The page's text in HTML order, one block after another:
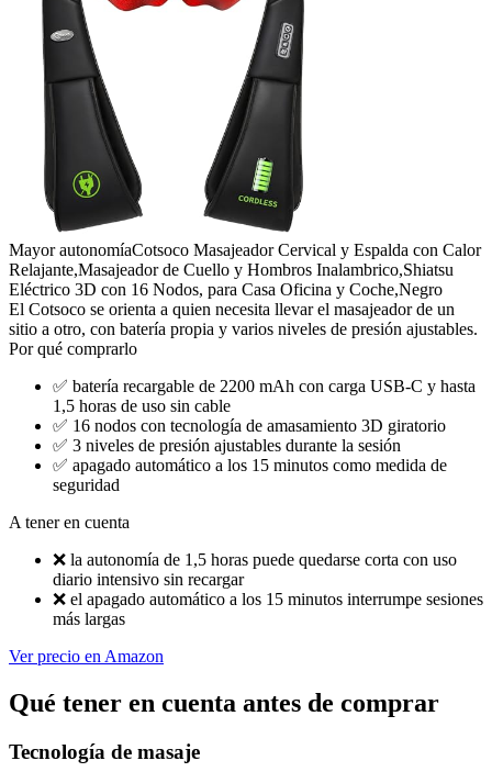
Mayor autonomíaCotsoco Masajeador Cervical y Espalda con Calor
Relajante,Masajeador de Cuello y Hombros Inalambrico,Shiatsu
Eléctrico 3D con 16 Nodos, para Casa Oficina y Coche,Negro
El Cotsoco se orienta a quien necesita llevar el masajeador de un
sitio a otro, con batería propia y varios niveles de presión ajustables.
Por qué comprarlo
✅ batería recargable de 2200 mAh con carga USB-C y hasta
1,5 horas de uso sin cable
✅ 16 nodos con tecnología de amasamiento 3D giratorio
✅ 3 niveles de presión ajustables durante la sesión
✅ apagado automático a los 15 minutos como medida de
seguridad
A tener en cuenta
❌ la autonomía de 1,5 horas puede quedarse corta con uso
diario intensivo sin recargar
❌ el apagado automático a los 15 minutos interrumpe sesiones
más largas
Ver precio en Amazon
Qué tener en cuenta antes de comprar
Tecnología de masaje